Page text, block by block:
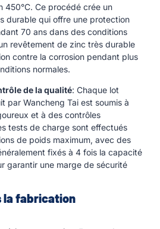
450°C. Ce procédé crée un
durable qui offre une protection
70 ans dans des conditions
revêtement de zinc très durable
contre la corrosion pendant plus
normales.
de la qualité: Chaque lot
par Wancheng Tai est soumis à
et à des contrôles
tests de charge sont effectués
de poids maximum, avec des
fixés à 4 fois la capacité
garantir une marge de sécurité
la fabrication